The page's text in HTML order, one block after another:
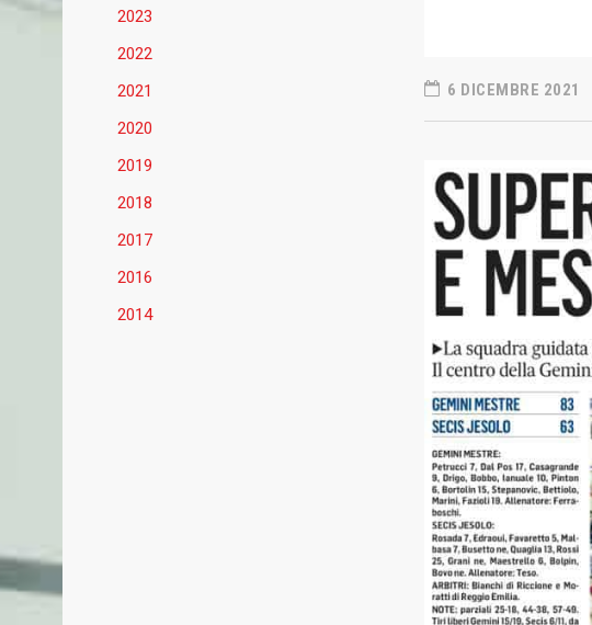
6 DICEMBRE 2021
2023
2022
2021
2020
2019
2018
2017
2016
2014